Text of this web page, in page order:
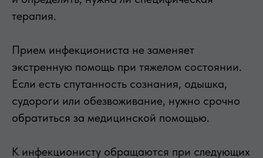
терапия.
Прием инфекциониста не заменяет
экстренную помощь при тяжелом состоянии.
Если есть спутанность сознания, одышка,
судороги или обезвоживание, нужно срочно
обратиться за медицинской помощью.
К инфекционисту обращаются при следующих